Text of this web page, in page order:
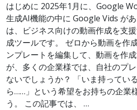
はじめに 2025年1月に、Google
生成AI機能の中に Google Vids が
は、ビジネス向けの動画作成を支
成ツールです。 ゼロから動画を作
ンプレートを編集して、動画を作
が、多くの企業様では、自社のプ
ないでしょうか？ 「いま持ってい
ら……」という希望をお持ちの企業
う。 この記事では、 …